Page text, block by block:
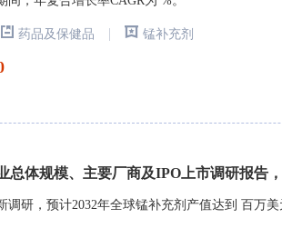
药品及保健品 | 锰补充剂
总体规模、主要厂商及IPO上市调研报告，
调研，预计2032年全球锰补充剂产值达到 百万